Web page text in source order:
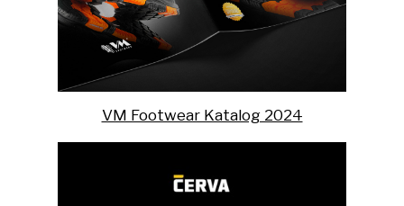
VM Footwear Katalog 2024